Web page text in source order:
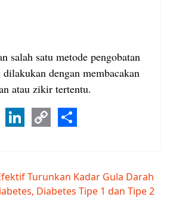
salah satu metode pengobatan
dengan membacakan
atau zikir tertentu.
Turunkan Kadar Gula Darah
Diabetes Tipe 1 dan Tipe 2